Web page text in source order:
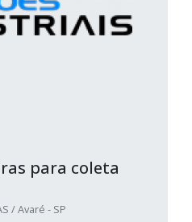
para coleta
/ Avaré - SP